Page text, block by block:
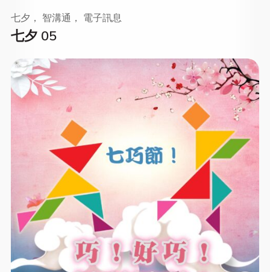
七夕 05
七夕， 智溝通， 電子訊息